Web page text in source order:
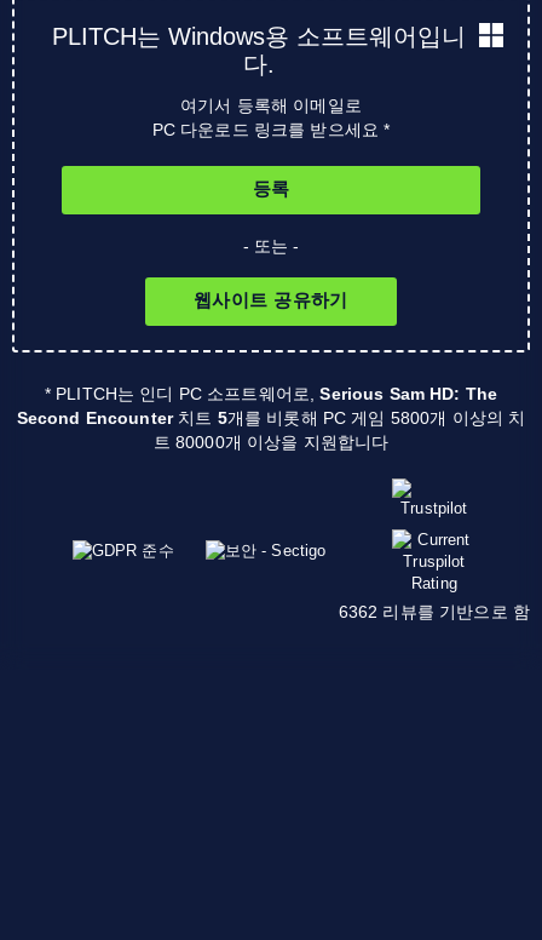
PLITCH는 Windows용 소프트웨어입니
다.
여기서 등록해 이메일로
PC 다운로드 링크를 받으세요 *
등록
- 또는 -
웹사이트 공유하기
* PLITCH는 인디 PC 소프트웨어로,Serious Sam HD: The
Second Encounter치트 5개를 비롯해 PC 게임 5800개 이상의 치
트 80000개 이상을 지원합니다
6362 리뷰를 기반으로 함